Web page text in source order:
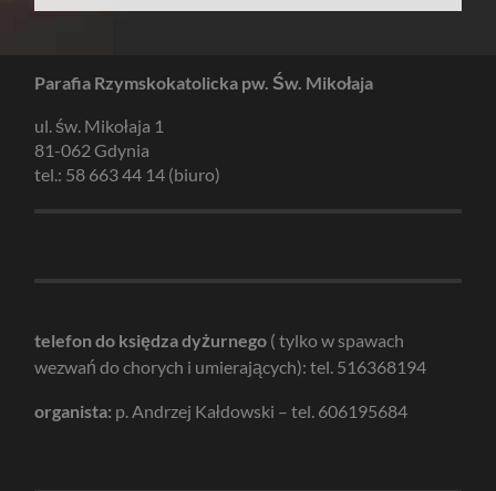
Parafia Rzymskokatolicka pw. Św. Mikołaja
ul. św. Mikołaja 1
81-062 Gdynia
tel.: 58 663 44 14 (biuro)
telefon do księdza dyżurnego ( tylko w spawach
wezwań do chorych i umierających): tel. 516368194
organista: p. Andrzej Kałdowski – tel. 606195684